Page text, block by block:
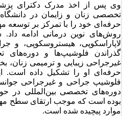
وی پس از اخذ مدرک دکترای
تخصصی زنان و زایمان در
حرفه‌ای خود را با تمرکز بر توسعه
روش‌های نوین درمانی ادامه
لاپاراسکوپی، هیستروسکوپی، و
گذراندن فلوشیپ‌ها و
غیرجراحی زیبایی و ترمیمی
حرفه‌ای او را تشکیل داده
فلوشیپ جراحی و غیرجراحی
دوره‌های تخصصی بین‌المللی در
بوده است که موجب ارتقای سطح
موارد پیچیده شده است.